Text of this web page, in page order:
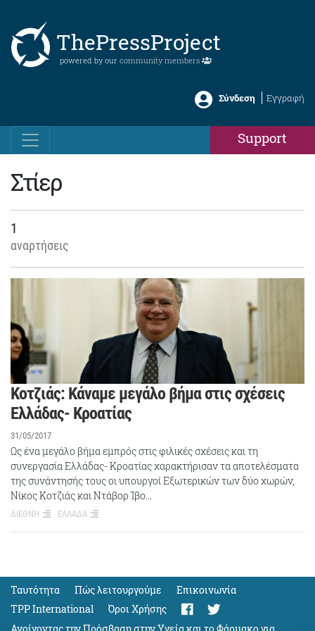
ThePressProject
powered by our community members
Σύνδεση Εγγραφή
Support
Στίερ
1
αναρτήσεις
Κοτζιάς: Κάναμε μεγάλο βήμα στις σχέσεις
Ελλάδας- Κροατίας
31/05/2017
Ως ένα μεγάλο βήμα εμπρός στις φιλικές σχέσεις και τη
συνεργασία Ελλάδας- Κροατίας χαρακτήρισαν τα αποτελέσματα
της συνάντησής τους οι υπουργοί Εξωτερικών των δύο χωρών,
Νίκος Κοτζιάς και Ντάβορ Ίβο…
ΔΙΕΘΝΗ ΕΛΛΑΔΑ
Ταυτότητα Πώς λειτουργούμε
Eπικοινωνία
TPP International
Όροι Χρήσης